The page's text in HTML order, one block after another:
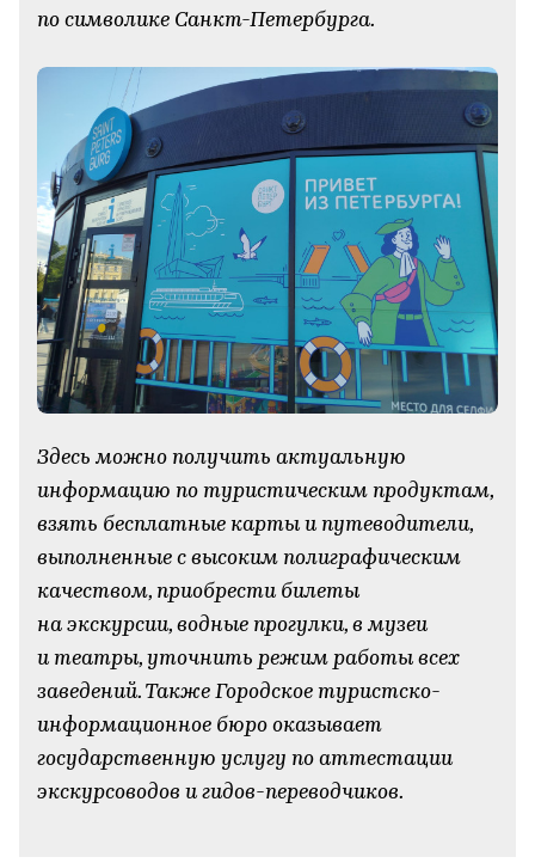
по символике Санкт­-Петербурга.
Здесь можно получить актуальную
информацию по туристическим продуктам,
взять бесплатные карты и путеводители,
выполненные с высоким полиграфическим
качеством, приобрести билеты
на экскурсии, водные прогулки, в музеи
и театры, уточнить режим работы всех
заведений. Также Городское туристско-
информационное бюро оказывает
государственную услугу по аттестации
экскурсоводов и гидов-переводчиков.